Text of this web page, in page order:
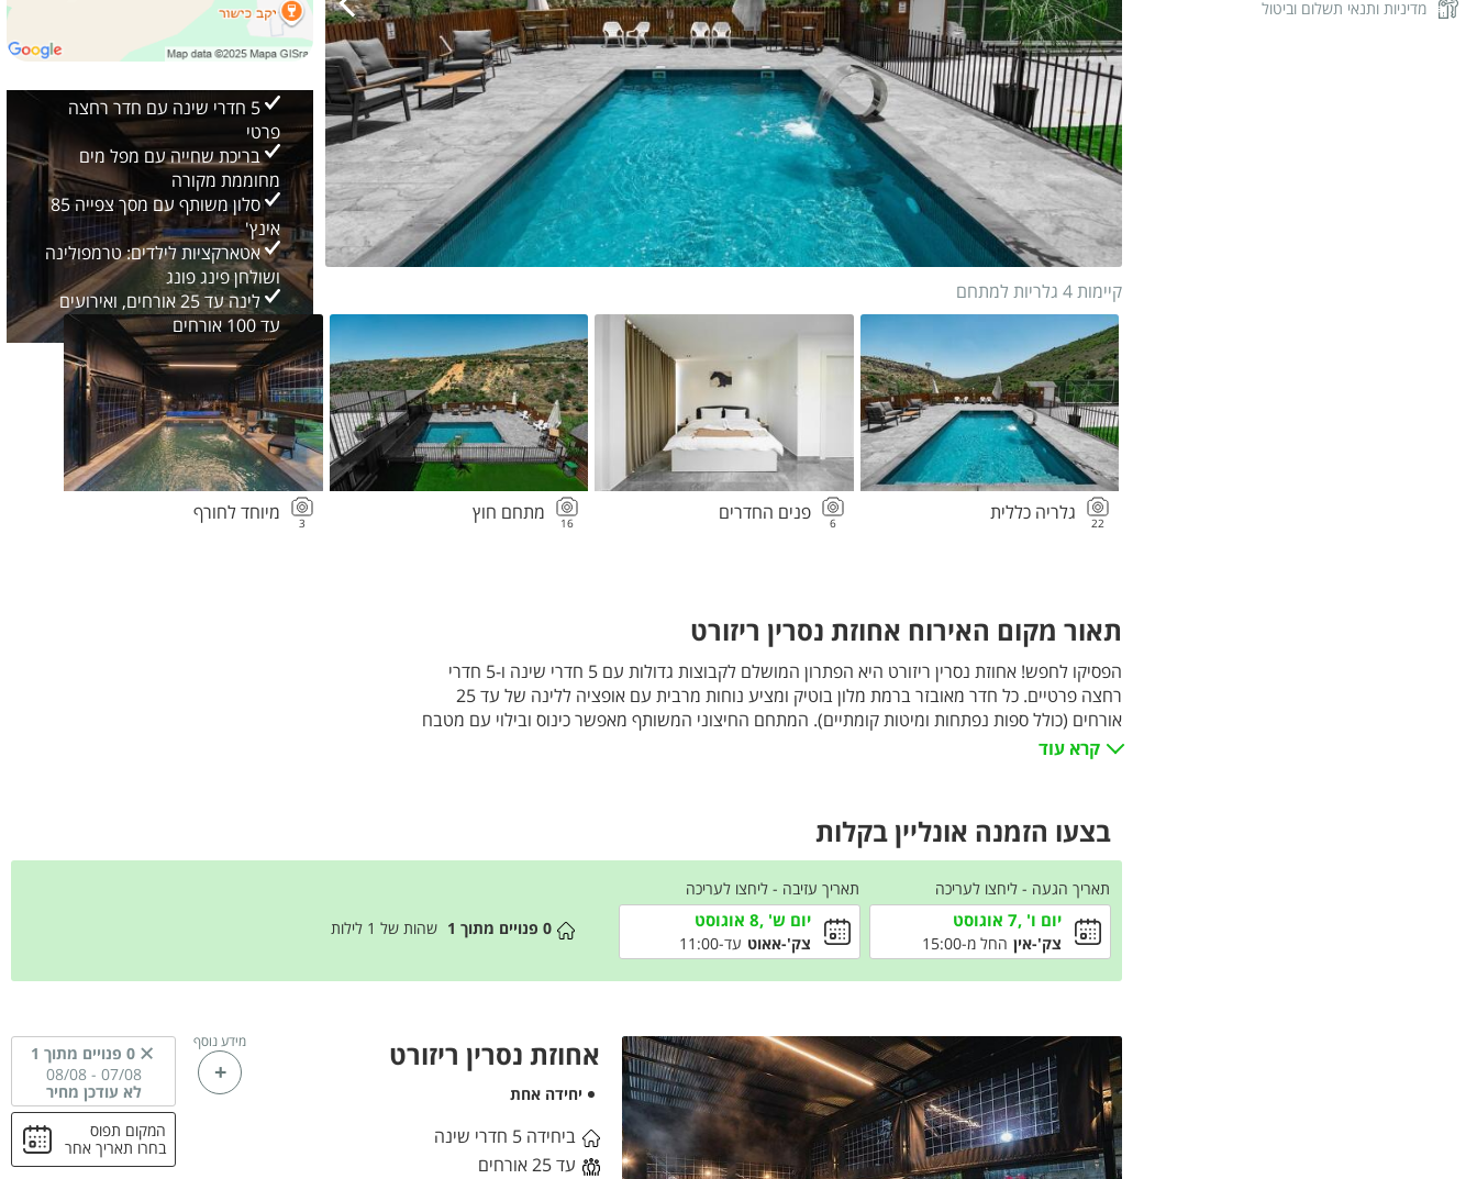
מדיניות ותנאי תשלום וביטול
1/22 גלריה כללית 2/
קיימות 4 גלריות למתחם
22 גלריה כללית 6 פנים החדרים 16 מתחם חוץ 3 מיוחד לחורף
5 חדרי שינה עם חדר רחצה
פרטי
בריכת שחייה עם מפל מים
מחוממת מקורה
סלון משותף עם מסך צפייה 85
אינץ'
אטארקציות לילדים: טרמפולינה
ושולחן פינג פונג
לינה עד 25 אורחים, ואירועים
עד 100 אורחים
תאור מקום האירוח אחוזת נסרין ריזורט
הפסיקו לחפש! אחוזת נסרין ריזורט היא הפתרון המושלם לקבוצות גדולות עם 5 חדרי שינה ו-5 חדרי
רחצה פרטיים. כל חדר מאובזר ברמת מלון בוטיק ומציע נוחות מרבית עם אופציה ללינה של עד 25
אורחים (כולל ספות נפתחות ומיטות קומתיים). המתחם החיצוני המשותף מאפשר כינוס ובילוי עם מטבח
חוץ מאובזר, מנגל מקצועי, פינג פונג, סלון צפייה ענק וכמובן גולת הכותרת של המקום היא הבריכת
קרא עוד
בצעו הזמנה אונליין בקלות
תאריך הגעה - ליחצו לעריכה
יום ו' ,7 אוגוסט
צק'-אין החל מ-15:00
תאריך עזיבה - ליחצו לעריכה
יום ש' ,8 אוגוסט
צק'-אאוט עד-11:00
0פנויים מתוך 1 שהות של 1 לילות
אחוזת נסרין ריזורט
יחידה אחת
ביחידה 5 חדרי שינה
עד 25 אורחים
מידע נוסף
0 פנויים מתוך 1
07/08
-
08/08
לא עודכן מחיר
המקום תפוס
בחרו תאריך אחר